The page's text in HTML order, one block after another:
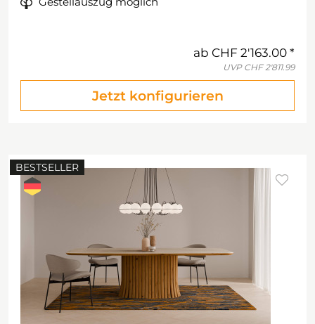
ab CHF 2'163.00
UVP CHF 2'811.99
Jetzt konfigurieren
BESTSELLER